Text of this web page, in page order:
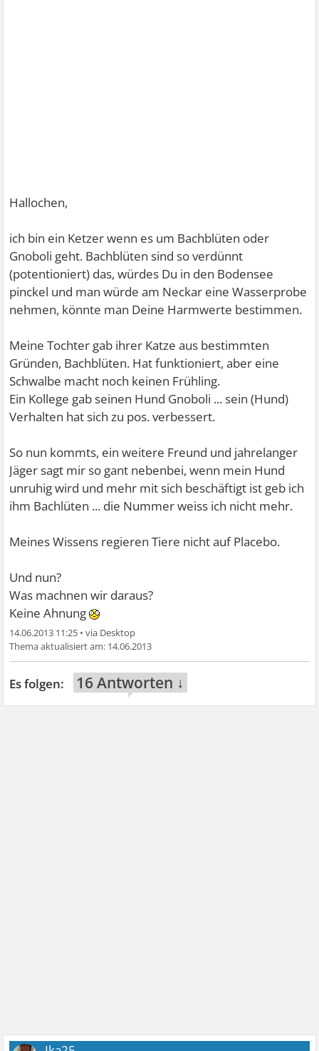
Hallochen,
ich bin ein Ketzer wenn es um Bachblüten oder
Gnoboli geht. Bachblüten sind so verdünnt
(potentioniert) das, würdes Du in den Bodensee
pinckel und man würde am Neckar eine Wasserprobe
nehmen, könnte man Deine Harmwerte bestimmen.
Meine Tochter gab ihrer Katze aus bestimmten
Gründen, Bachblüten. Hat funktioniert, aber eine
Schwalbe macht noch keinen Frühling.
Ein Kollege gab seinen Hund Gnoboli ... sein (Hund)
Verhalten hat sich zu pos. verbessert.
So nun kommts, ein weitere Freund und jahrelanger
Jäger sagt mir so gant nebenbei, wenn mein Hund
unruhig wird und mehr mit sich beschäftigt ist geb ich
ihm Bachlüten ... die Nummer weiss ich nicht mehr.
Meines Wissens regieren Tiere nicht auf Placebo.
Und nun?
Was machnen wir daraus?
Keine Ahnung
14.06.2013 11:25 •
14.06.2013
16 Antworten ↓